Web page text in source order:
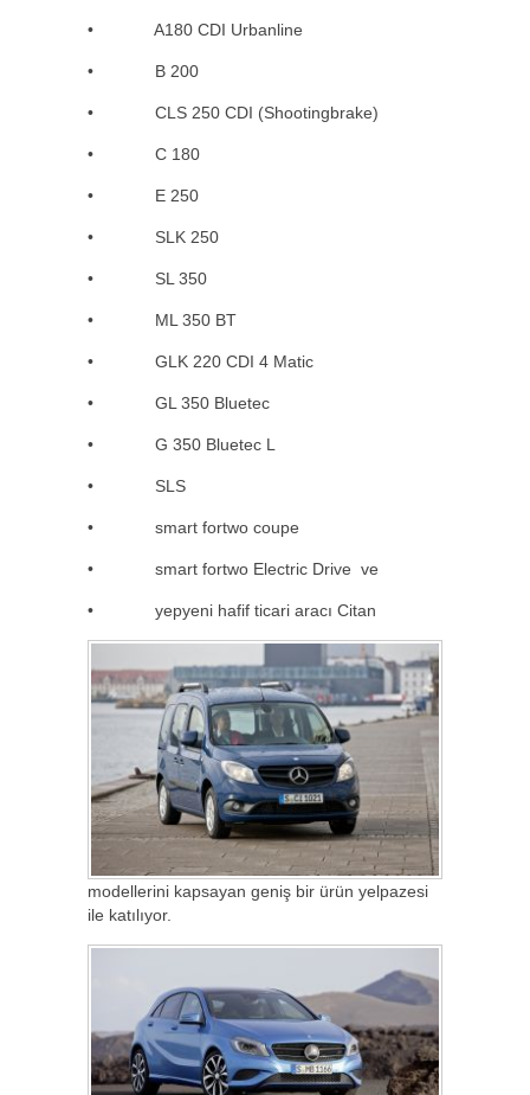
• A180 CDI Urbanline
• B 200
• CLS 250 CDI (Shootingbrake)
• C 180
• E 250
• SLK 250
• SL 350
• ML 350 BT
• GLK 220 CDI 4 Matic
• GL 350 Bluetec
• G 350 Bluetec L
• SLS
• smart fortwo coupe
• smart fortwo Electric Drive ve
• yepyeni hafif ticari aracı Citan
modellerini kapsayan geniş bir ürün yelpazesi
ile katılıyor.